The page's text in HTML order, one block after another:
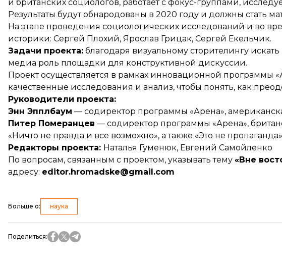
и британских социологов, работает с фокус-группами,
Результаты будут обнародованы в 2020 году и должны стать
На этапе проведения социологических исследований и во
историки: Сергей Плохий, Ярослав Грицак, Сергей Екельчик.
Задачи проекта: благодаря визуальному сторителингу
медиа роль площадки для конструктивной дискуссии.
Проект осуществляется в рамках инновационной программы
качественные исследования и анализ, чтобы понять, как
Руководители проекта:
Энн Эпплбаум — содиректор программы «Арена»,
Питер Померанцев — содиректор программы «Арена»,
«Ничто не правда и все возможно», а также «Это не
Редакторы проекта: Наталья Гуменюк, Евгений Самойленко
По вопросам, связанным с проектом, указывать тему «Вне
адресу: editor.hromadske@gmail.com
Больше о: наука
Поделиться: